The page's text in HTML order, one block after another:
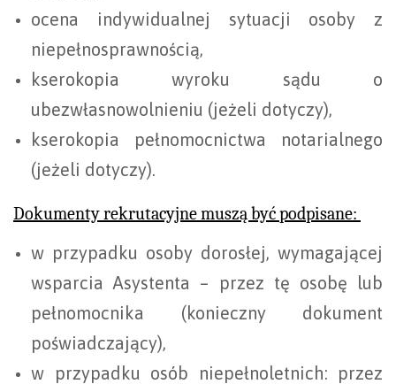
ocena indywidualnej sytuacji osoby z
niepełnosprawnością,
kserokopia wyroku sądu o
ubezwłasnowolnieniu (jeżeli dotyczy),
kserokopia pełnomocnictwa notarialnego
(jeżeli dotyczy).
Dokumenty rekrutacyjne muszą być podpisane:
w przypadku osoby dorosłej, wymagającej
wsparcia Asystenta – przez tę osobę lub
pełnomocnika (konieczny dokument
poświadczający),
w przypadku osób niepełnoletnich: przez